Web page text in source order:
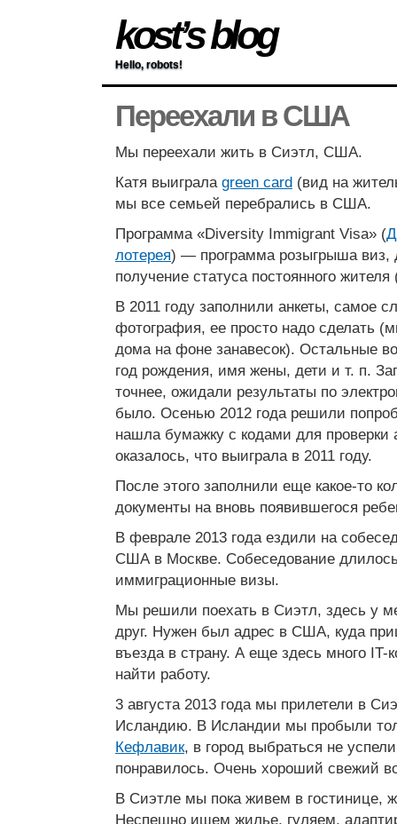
kost’s blog
Hello, robots!
Переехали в США
Мы переехали жить в Сиэтл, США.
Катя выиграла green card (вид на
мы все семьей перебрались в США.
Программа «Diversity Immigrant Visa» (
лотерея) — программа розыгрыша виз,
получение статуса постоянного
В 2011 году заполнили анкеты, самое
фотография, ее просто надо сделать
дома на фоне занавесок). Остальные
год рождения, имя жены, дети и т. п.
точнее, ожидали результаты по
было. Осенью 2012 года решили
нашла бумажку с кодами для проверки
оказалось, что выиграла в 2011 году.
После этого заполнили еще какое-то
документы на вновь появившегося
В феврале 2013 года ездили на
США в Москве. Собеседование
иммиграционные визы.
Мы решили поехать в Сиэтл, здесь у
друг. Нужен был адрес в США, куда
въезда в страну. А еще здесь много IT-
найти работу.
3 августа 2013 года мы прилетели в
Исландию. В Исландии мы пробыли
Кефлавик, в город выбраться не
понравилось. Очень хороший свежий
В Сиэтле мы пока живем в гостинице,
Неспешно ищем жилье, гуляем,